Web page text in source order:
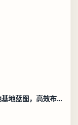
明日方舟终末地25级四号谷地基地蓝图，高效布局规划